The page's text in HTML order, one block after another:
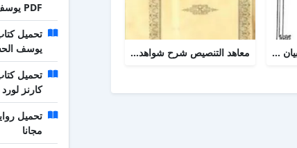
المصباح في المعاني والبيان والبديع معاهد التنصيص شرح شواهد التلخيص وبهامشه بدائع البدائه
PDF يوسف الحسني مجانا
يوسف
كارنز
مجانا